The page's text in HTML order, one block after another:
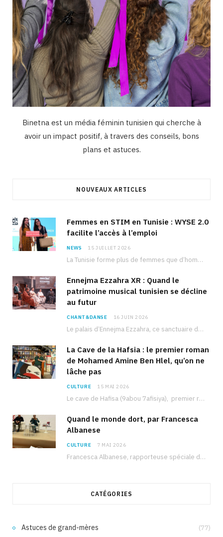
Binetna est un média féminin tunisien qui cherche à
avoir un impact positif, à travers des conseils, bons
plans et astuces.
NOUVEAUX ARTICLES
Femmes en STIM en Tunisie : WYSE 2.0
facilite l’accès à l’emploi
NEWS 15 JUILLET 2026
La Tunisie forme plus de femmes que d’hommes dans les filières scientifiques. Pourtant, pour beaucoup…
Ennejma Ezzahra XR : Quand le
patrimoine musical tunisien se décline
au futur
CHANT&DANSE 16 JUIN 2026
Le palais d’Ennejma Ezzahra, ce sanctuaire de la musique tunisienne et méditerranéenne construit par le…
La Cave de la Hafsia : le premier roman
de Mohamed Amine Ben Hlel, qu’on ne
lâche pas
CULTURE 15 MAI 2026
Le cave de Hafisa (9abou 7afisiya), premier roman du journaliste tunisien Mohamed Amine Ben Hlel,…
Quand le monde dort, par Francesca
Albanese
CULTURE 7 MAI 2026
Francesca Albanese, rapporteuse spéciale de l’ONU sur les territoires palestiniens occupés, était à Tunis pour…
CATÉGORIES
Astuces de grand-mères (77)